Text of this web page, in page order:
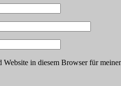
in diesem Browser für